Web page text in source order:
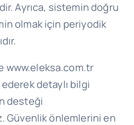
Ayrıca, sistemin doğru
olmak için periyodik
www.eleksa.com.tr
detaylı bilgi
desteği
Güvenlik önlemlerini en